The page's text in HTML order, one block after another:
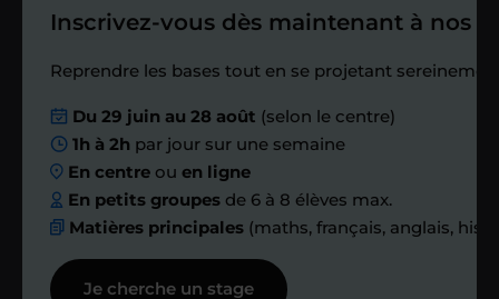
Étape 4
Nous planifions
ensemble des
échanges réguliers
Afin de suivre le travail et les progrès
Inscrivez-vous dès maintenant à nos
Reprendre les bases tout en se projetant
Du 29 juin au 28 août (selon le centre)
1h à 2h par jour sur une semaine
En centre ouen ligne
En petits groupes de 6 à 8 élèves max.
Matières principales (maths, français, anglais,
Je cherche un stage